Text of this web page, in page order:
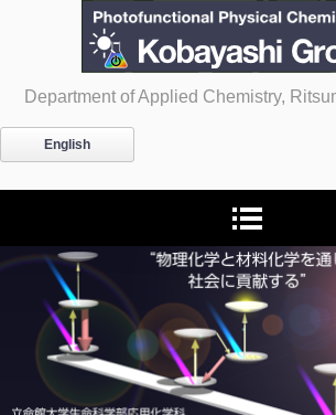
光機能物理化学
Department of Applied Chemistry,
English